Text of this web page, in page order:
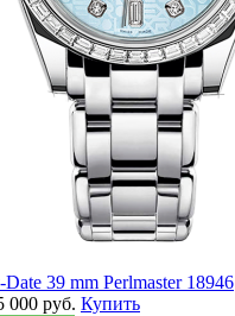
39 mm Perlmaster 18946
000 руб. Купить